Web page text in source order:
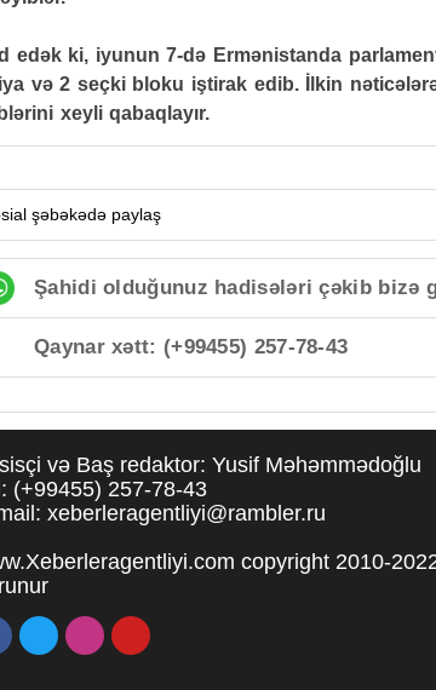
edək ki, iyunun 7-də Ermənistanda
və 2 seçki bloku iştirak edib. İlkin
xeyli qabaqlayır.
şəbəkədə paylaş
Şahidi olduğunuz hadisələri çəkib bizə
Qaynar xətt: (+99455) 257-78-43
və Baş redaktor: Yusif Məhəmmədoğlu
(+99455) 257-78-43
xeberleragentliyi@rambler.ru
copyright 2010-